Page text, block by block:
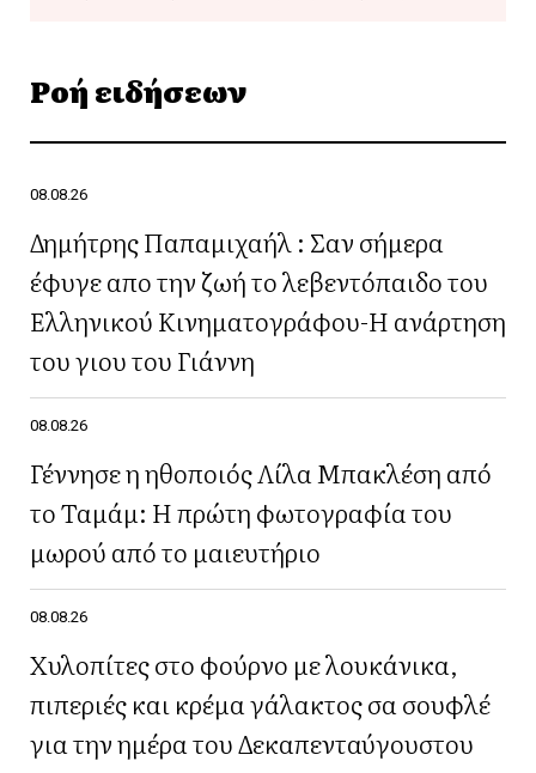
Ροή ειδήσεων
08.08.26
Δημήτρης Παπαμιχαήλ : Σαν σήμερα
έφυγε απο την ζωή το λεβεντόπαιδο του
Ελληνικού Κινηματογράφου-Η ανάρτηση
του γιου του Γιάννη
08.08.26
Γέννησε η ηθοποιός Λίλα Μπακλέση από
το Ταμάμ: Η πρώτη φωτογραφία του
μωρού από το μαιευτήριο
08.08.26
Χυλοπίτες στο φούρνο με λουκάνικα,
πιπεριές και κρέμα γάλακτος σα σουφλέ
για την ημέρα του Δεκαπενταύγουστου